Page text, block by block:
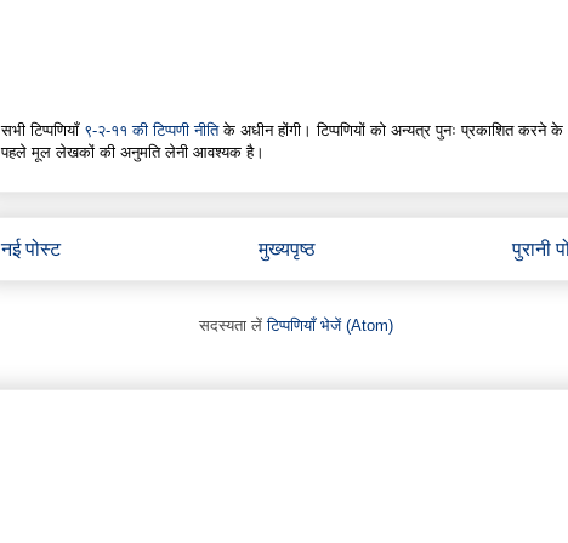
सभी टिप्पणियाँ ९-२-११ की टिप्पणी नीतिके अधीन होंगी। टिप्पणियों को अन्यत्र पुनः प्रकाशित करने के
पहले मूल लेखकों की अनुमति लेनी आवश्यक है।
नई पोस्ट पुरानी
मुख्यपृष्ठ
सदस्यता लेंटिप्पणियाँ भेजें (Atom)